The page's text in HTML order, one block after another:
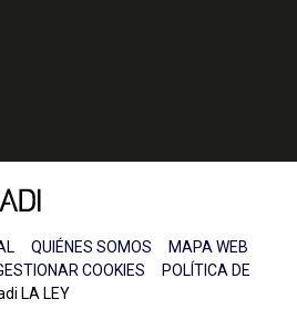
QUIÉNES SOMOS
MAPA WEB
COOKIES
POLÍTICA DE
LA LEY